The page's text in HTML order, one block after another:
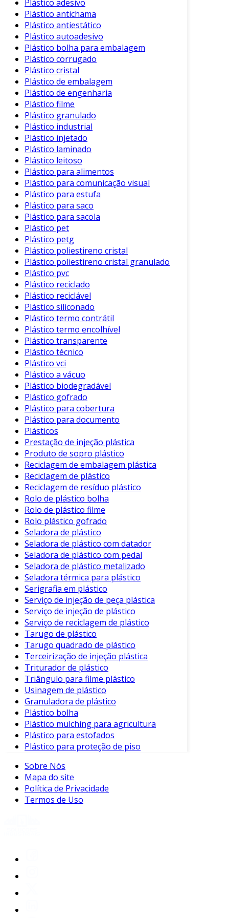
plástico torna-se ainda mais essencial. Por
exemplo, empresas que trabalham com
embalagens plásticas podem garantir que os
materiais descartados sejam reaproveitados,
reduzindo custos e oferecendo um produto
final mais sustentável. Em situações onde a
conformidade com regulamentações
ambientais é obrigatória, a reciclagem se torna
não apenas um diferencial competitivo, mas
uma necessidade estratégica que assegura a
continuidade dos negócios.
Investir no serviço de reciclagem de plástico
não é apenas uma ação altruísta; é uma escolha
inteligente que pode potencializar resultados.
Ao otimizar processos e buscar alternativas
para o uso de materiais recicláveis, as
empresas não apenas atendem às normativas
vigentes, mas também impulsionam a inovação
e a eficiência dentro da organização. Além
disso, essa prática reflete um compromisso
amplo com o futuro do planeta e das próximas
gerações.
Portanto, se sua empresa deseja se destacar
num mercado que cada vez mais valoriza a
sustentabilidade, entre em contato com o time
de parceiros do Soluções Industriais. Solicite
uma cotação e descubra como nosso serviço de
reciclagem de plástico pode transformar sua
abordagem em relação aos resíduos, gerar
economia e agregar valor ao seu negócio.
Juntos, podemos construir um futuro mais
sustentável e promissor.
Plástico adesivo
Plástico antichama
Plástico antiestático
Plástico autoadesivo
Plástico bolha para embalagem
Plástico corrugado
Plástico cristal
Plástico de embalagem
Plástico de engenharia
Plástico filme
Plástico granulado
Plástico industrial
Plástico injetado
Plástico laminado
Plástico leitoso
Plástico para alimentos
Plástico para comunicação visual
Plástico para estufa
Plástico para saco
Plástico para sacola
Plástico pet
Plástico petg
Plástico poliestireno cristal
Plástico poliestireno cristal granulado
Plástico pvc
Plástico reciclado
Plástico reciclável
Plástico siliconado
Plástico termo contrátil
Plástico termo encolhível
Plástico transparente
Plástico técnico
Plástico vci
Plástico a vácuo
Plástico biodegradável
Plástico gofrado
Plástico para cobertura
Plástico para documento
Plásticos
Prestação de injeção plástica
Produto de sopro plástico
Reciclagem de embalagem plástica
Reciclagem de plástico
Reciclagem de resíduo plástico
Rolo de plástico bolha
Rolo de plástico filme
Rolo plástico gofrado
Seladora de plástico
Seladora de plástico com datador
Seladora de plástico com pedal
Seladora de plástico metalizado
Seladora térmica para plástico
Serigrafia em plástico
Serviço de injeção de peça plástica
Serviço de injeção de plástico
Serviço de reciclagem de plástico
Tarugo de plástico
Tarugo quadrado de plástico
Terceirização de injeção plástica
Triturador de plástico
Triângulo para filme plástico
Usinagem de plástico
Granuladora de plástico
Plástico bolha
Plástico mulching para agricultura
Plástico para estofados
Plástico para proteção de piso
Sobre Nós
Mapa do site
Política de Privacidade
Termos de Uso